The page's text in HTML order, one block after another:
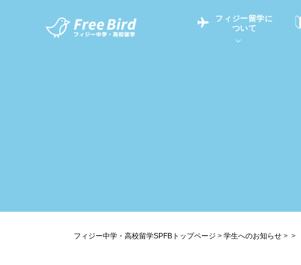
フィジー留学に
ついて
フィジー中学・高校留学SPFBトップページ > 学生へのお知らせ > >